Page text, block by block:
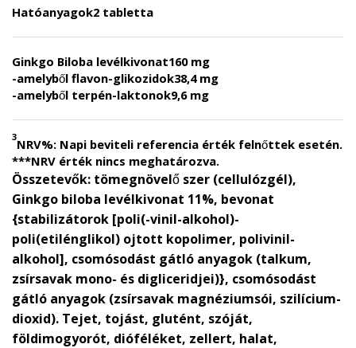
Hatóanyagok2 tabletta
Ginkgo Biloba levélkivonat160 mg
-amelyből flavon-glikozidok38,4 mg
-amelyből terpén-laktonok9,6 mg
3NRV%: Napi beviteli referencia érték felnőttek esetén.
***NRV érték nincs meghatározva.
Összetevők: tömegnövelő szer (cellulózgél),
Ginkgo biloba levélkivonat 11%, bevonat
{stabilizátorok [poli(-vinil-alkohol)-
poli(etilénglikol) ojtott kopolimer, polivinil-
alkohol], csomósodást gátló anyagok (talkum,
zsírsavak mono- és digliceridjei)}, csomósodást
gátló anyagok (zsírsavak magnéziumsói, szilícium-
dioxid). Tejet, tojást, glutént, szóját,
földimogyorót, dióféléket, zellert, halat,